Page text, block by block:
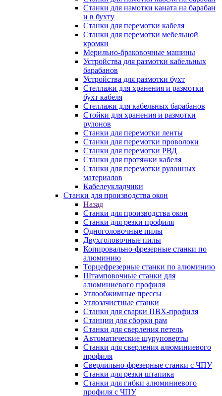
Станки для намотки каната на барабан
и в бухту
Станки для перемотки кабеля
Станки для перемотки мебельной
кромки
Мерильно-браковочные машины
Устройства для размотки кабельных
барабанов
Устройства для размотки бухт
Стеллажи для хранения и размотки
бухт кабеля
Стеллажи для кабельных барабанов
Стойки для хранения и размотки
рулонов
Станки для перемотки ленты
Станки для перемотки проволоки
Станки для перемотки РВД
Станки для протяжки кабеля
Станки для перемотки рулонных
материалов
Кабелеукладчики
Станки для производства окон
Назад
Станки для производства окон
Станки для резки профиля
Одноголовочные пилы
Двухголовочные пилы
Копировально-фрезерные станки по
алюминию
Торцефрезерные станки по алюминию
Штамповочные станки для
алюминиевого профиля
Углообжимные прессы
Углозачистные станки
Станки для сварки ПВХ-профиля
Станции для сборки рам
Станки для сверления петель
Автоматические шуруповерты
Станки для сверления алюминиевого
профиля
Сверлильно-фрезерные станки с ЧПУ
Станки для резки штапика
Станки для гибки алюминиевого
профиля с ЧПУ